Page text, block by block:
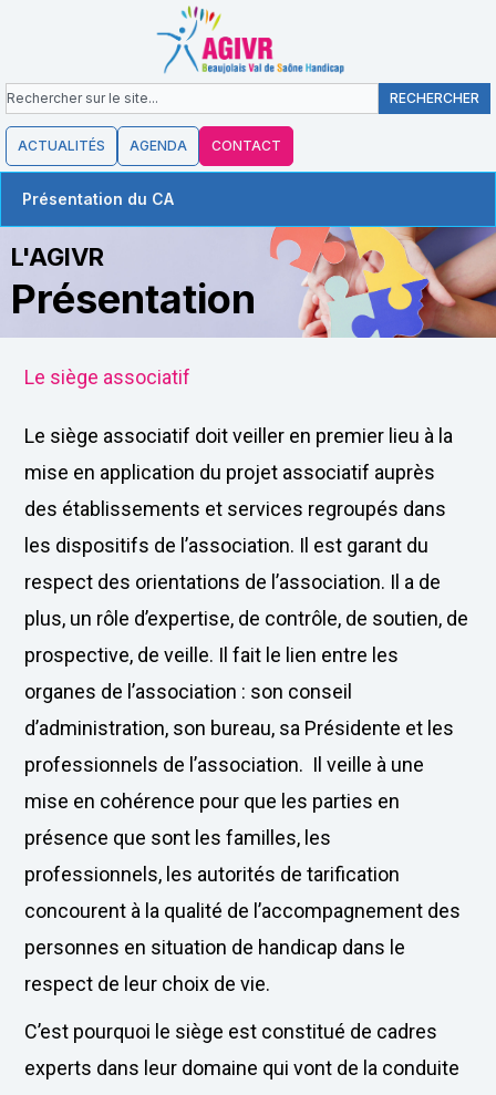
contenu
Rechercher RECHERCHER
ACTUALITÉS AGENDA CONTACT
Présentation du CA
L'AGIVR
Présentation
Le siège associatif
Le siège associatif doit veiller en premier lieu à la
mise en application du projet associatif auprès
des établissements et services regroupés dans
les dispositifs de l’association. Il est garant du
respect des orientations de l’association. Il a de
plus, un rôle d’expertise, de contrôle, de soutien, de
prospective, de veille. Il fait le lien entre les
organes de l’association : son conseil
d’administration, son bureau, sa Présidente et les
professionnels de l’association. Il veille à une
mise en cohérence pour que les parties en
présence que sont les familles, les
professionnels, les autorités de tarification
concourent à la qualité de l’accompagnement des
personnes en situation de handicap dans le
respect de leur choix de vie.
C’est pourquoi le siège est constitué de cadres
experts dans leur domaine qui vont de la conduite